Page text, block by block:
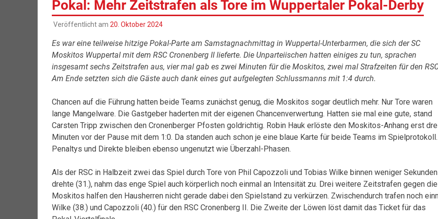
Pokal: Mehr Zeitstrafen als Tore im Wuppertaler Pokal-Derby
Veröffentlicht am 20. Oktober 2024
Es war eine teilweise hitzige Pokal-Parte am Samstagnachmittag in Wuppertal-Unterbarmen, die sich der SC
Moskitos Wuppertal mit dem RSC Cronenberg II lieferte. Die Unparteiischen hatten einiges zu tun, sprachen
insgesamt sechs Zeitstrafen aus, vier mal gab es zwei Minuten für die Moskitos, zwei mal Strafzeiten für den
Am Ende setzten sich die Gäste auch dank eines gut aufgelegten Schlussmanns mit 1:4 durch.
Chancen auf die Führung hatten beide Teams zunächst genug, die Moskitos sogar deutlich mehr. Nur Tore waren
lange Mangelware. Die Gastgeber haderten mit der eigenen Chancenverwertung. Hatten sie mal eine gute, stand
Carsten Tripp zwischen den Cronenberger Pfosten goldrichtig. Robin Hauk erlöste den Moskitos-Anhang erst
Minuten vor der Pause mit dem 1:0. Da standen auch schon je eine blaue Karte für beide Teams im Spielprotokoll.
Penaltys und Direkte bleiben ebenso ungenutzt wie Überzahl-Phasen.
Als der RSC in Halbzeit zwei das Spiel durch Tore von Phil Capozzoli und Tobias Wilke binnen weniger Sekunden
drehte (31.), nahm das enge Spiel auch körperlich noch einmal an Intensität zu. Drei weitere Zeitstrafen gegen die
Moskitos halfen den Hausherren nicht gerade dabei den Spielstand zu verkürzen. Zwischendurch trafen noch
Wilke (38.) und Capozzoli (40.) für den RSC Cronenberg II. Die Zweite der Löwen löst damit das Ticket für das